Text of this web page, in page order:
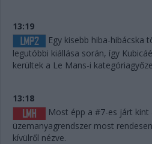
13:19
Egy kisebb hiba-hibácska
legutóbbi kiállása során, így
kerültek a Le Mans-i
13:18
Most épp a #7-es járt
üzemanyagrendszer most
kívülről nézve.